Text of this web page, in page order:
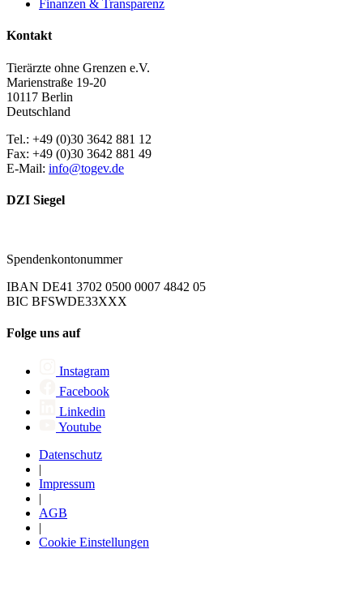
Finanzen & Transparenz
Kontakt
Tierärzte ohne Grenzen e.V.
Marienstraße 19-20
10117 Berlin
Deutschland
Tel.: +49 (0)30 3642 881 12
Fax: +49 (0)30 3642 881 49
E-Mail: info@togev.de
DZI Siegel
Spendenkontonummer
IBAN DE41 3702 0500 0007 4842 05
BIC BFSWDE33XXX
Folge uns auf
Instagram
Facebook
Linkedin
Youtube
Datenschutz
|
Impressum
|
AGB
|
Cookie Einstellungen